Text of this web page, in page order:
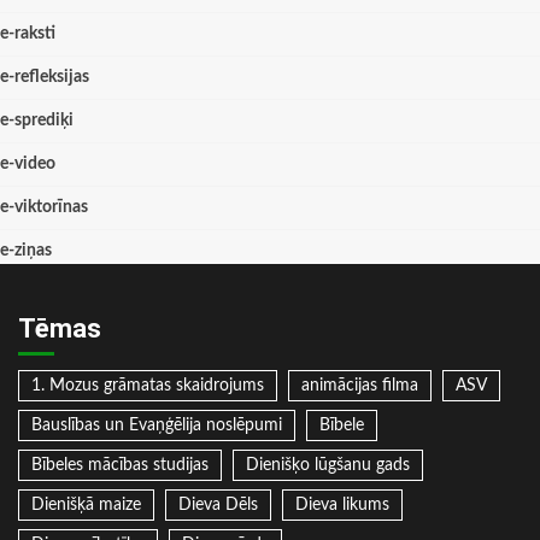
e-raksti
e-refleksijas
e-sprediķi
e-video
e-viktorīnas
e-ziņas
Tēmas
1. Mozus grāmatas skaidrojums animācijas filma ASV
Bauslības un Evaņģēlija noslēpumi Bībele
Bībeles mācības studijas Dienišķo lūgšanu gads
Dienišķā maize Dieva Dēls Dieva likums